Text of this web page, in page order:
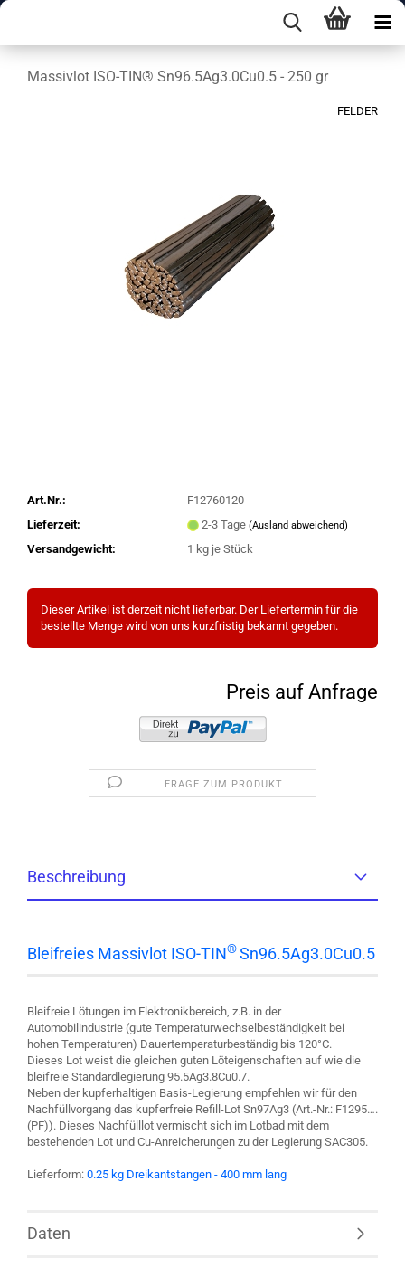
Massivlot ISO-TIN® Sn96.5Ag3.0Cu0.5 - 250 gr
FELDER
Art.Nr.:
F12760120
Lieferzeit:
2-3 Tage (Ausland abweichend)
Versandgewicht: 1 kg je Stück
Dieser Artikel ist derzeit nicht lieferbar. Der Liefertermin für die
bestellte Menge wird von uns kurzfristig bekannt gegeben.
Preis auf Anfrage
FRAGE ZUM PRODUKT
Beschreibung
Bleifreies Massivlot ISO-TIN®Sn96.5Ag3.0Cu0.5
Bleifreie Lötungen im Elektronikbereich, z.B. in der
Automobilindustrie (gute Temperaturwechselbeständigkeit bei
hohen Temperaturen) Dauertemperaturbeständig bis 120°C.
Dieses Lot weist die gleichen guten Löteigenschaften auf wie die
bleifreie Standardlegierung 95.5Ag3.8Cu0.7.
Neben der kupferhaltigen Basis-Legierung empfehlen wir für den
Nachfüllvorgang das kupferfreie Refill-Lot Sn97Ag3 (Art.-Nr.: F1295….
(PF)). Dieses Nachfülllot vermischt sich im Lotbad mit dem
bestehenden Lot und Cu-Anreicherungen zu der Legierung SAC305.
Lieferform: 0.25 kg Dreikantstangen - 400 mm lang
Daten